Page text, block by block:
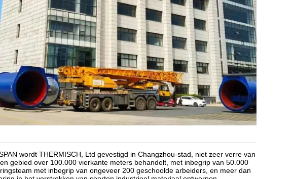
wordt THERMISCH, Ltd gevestigd in Changzhou-stad, niet zeer verre van
gebied over 100.000 vierkante meters behandelt, met inbegrip van 50.000
met inbegrip van ongeveer 200 geschoolde arbeiders, en meer dan